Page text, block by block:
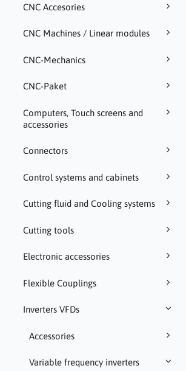
CNC Accesories
CNC Machines / Linear modules
CNC-Mechanics
CNC-Paket
Computers, Touch screens and
accessories
Connectors
Control systems and cabinets
Cutting fluid and Cooling systems
Cutting tools
Electronic accessories
Flexible Couplings
Inverters VFDs
Accessories
Variable frequency inverters